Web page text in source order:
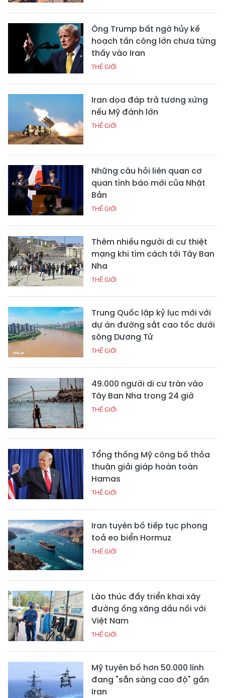
Ông Trump bất ngờ hủy kế
hoạch tấn công lớn chưa từng
thấy vào Iran
THẾ GIỚI
Iran dọa đáp trả tương xứng
nếu Mỹ đánh lớn
THẾ GIỚI
Những câu hỏi liên quan cơ
quan tình báo mới của Nhật
Bản
THẾ GIỚI
Thêm nhiều người di cư thiệt
mạng khi tìm cách tới Tây Ban
Nha
THẾ GIỚI
Trung Quốc lập kỷ lục mới với
dự án đường sắt cao tốc dưới
sông Dương Tử
THẾ GIỚI
49.000 người di cư tràn vào
Tây Ban Nha trong 24 giờ
THẾ GIỚI
Tổng thống Mỹ công bố thỏa
thuận giải giáp hoàn toàn
Hamas
THẾ GIỚI
Iran tuyên bố tiếp tục phong
toả eo biển Hormuz
THẾ GIỚI
Lào thúc đẩy triển khai xây
đường ống xăng dầu nối với
Việt Nam
THẾ GIỚI
Mỹ tuyên bố hơn 50.000 lính
đang "sẵn sàng cao độ" gần
Iran